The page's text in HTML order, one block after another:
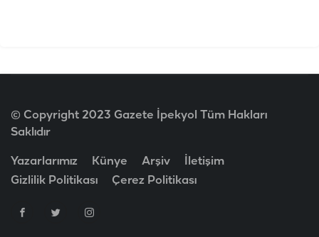
© Copyright 2023 Gazete İpekyol Tüm Hakları
Saklıdır
Yazarlarımız Künye Arşiv
İletişim
Gizlilik Politikası
Çerez Politikası